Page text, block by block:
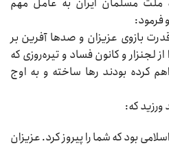
فرمود:
بازوی عزیزان و صدها آفرین بر
لجنزار و کانون فساد و تیره‌روزی که
کرده بودند رها ساخته و به اوج
ورزید که:
بود که شما را پیروز کرد. عزیزان